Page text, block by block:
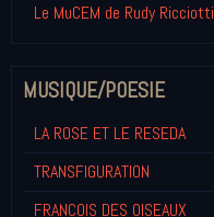
Le MuCEM de Rudy Ricciotti
MUSIQUE/POESIE
LA ROSE ET LE RESEDA
TRANSFIGURATION
FRANCOIS DES OISEAUX